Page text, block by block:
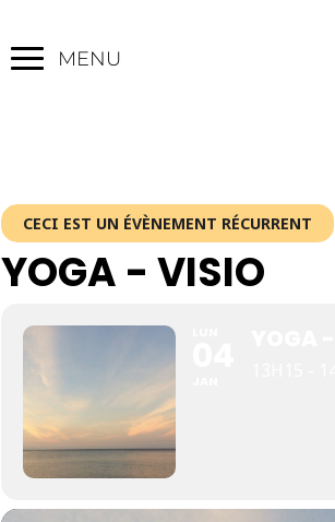
MENU
CECI EST UN ÉVÈNEMENT RÉCURRENT
YOGA - VISIO